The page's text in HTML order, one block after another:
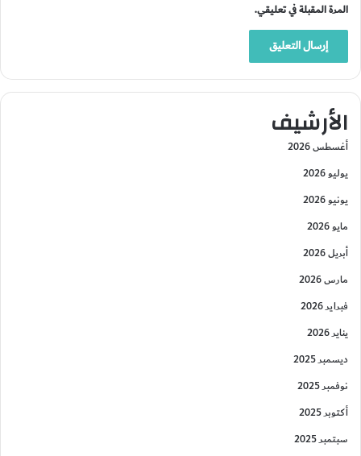
المرة المقبلة في تعليقي.
الأرشيف
أغسطس 2026
يوليو 2026
يونيو 2026
مايو 2026
أبريل 2026
مارس 2026
فبراير 2026
يناير 2026
ديسمبر 2025
نوفمبر 2025
أكتوبر 2025
سبتمبر 2025